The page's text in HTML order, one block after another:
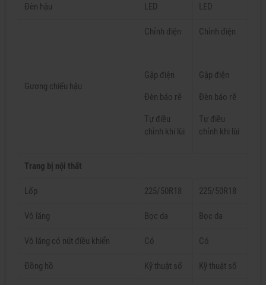
Đèn hậu LED LED
Gương chiếu hậu
Chỉnh điện
Gập điện
Đèn báo rẽ
Tự điều
chỉnh khi lùi
Chỉnh điện
Gập điện
Đèn báo rẽ
Tự điều
chỉnh khi lùi
Trang bị nội thất
Lốp 225/50R18 225/50R18
Vô lăng Bọc da Bọc da
Vô lăng có nút điều khiển Có Có
Đồng hồ Kỹ thuật số Kỹ thuật số